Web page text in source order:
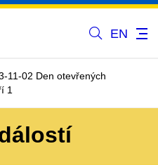
EN
11-02 Den otevřených
1